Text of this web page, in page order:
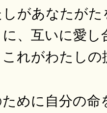
があなたがた
、互いに愛し
れがわたしの
めに自分の命